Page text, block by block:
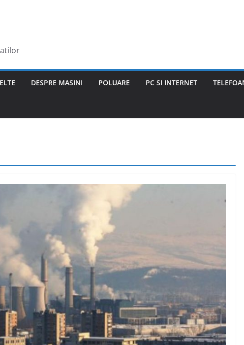
DESPRE MASINI POLUARE PC SI INTERNET
Mircea Ionut
DIVERSE
Diferentele dintre
articolele seo si
advertoriale